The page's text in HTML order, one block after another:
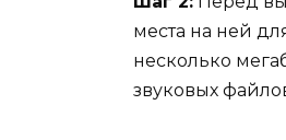
места на ней
несколько
звуковых